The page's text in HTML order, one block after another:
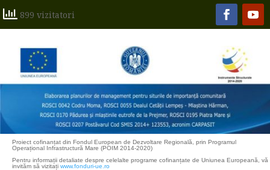
899 vizitatori
Proiect cofinanțat din Fondul European de Dezvoltare Regională, prin Programul
Operațional Infrastructură Mare (POIM 2014-2020)
Pentru informații detaliate despre celelalte programe cofinanțate de Uniunea Europeană, vă
invităm să vizitați www.fonduri-ue.ro